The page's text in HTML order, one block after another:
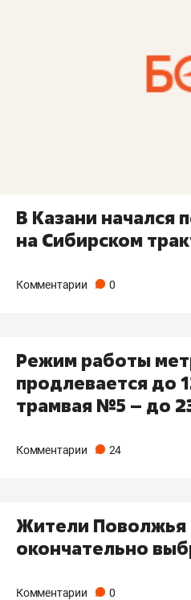
В Казани начался
на Сибирском
Комментарии 0
Режим работы
продлевается до
трамвая №5 – до
Комментарии 24
Жители Поволжья
окончательно
Комментарии 0